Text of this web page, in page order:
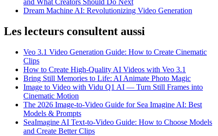
and What Creators Should Do Next
Dream Machine AI: Revolutionizing Video Generation
Les lecteurs consultent aussi
Veo 3.1 Video Generation Guide: How to Create Cinematic
Clips
How to Create High-Quality AI Videos with Veo 3.1
Bring Still Memories to Life: AI Animate Photo Magic
Image to Video with Vidu Q1 AI — Turn Still Frames into
Cinematic Motion
The 2026 Image-to-Video Guide for Sea Imagine AI: Best
Models & Prompts
SeaImagine AI Text-to-Video Guide: How to Choose Models
and Create Better Clips